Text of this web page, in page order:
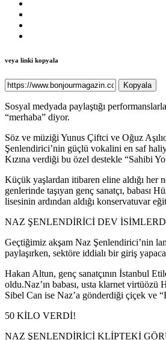
veya linki kopyala
Kopyala
Sosyal medyada paylaştığı
“merhaba” diyor.
Söz ve müziği Yunus Çiftci ve Oğuz
Şenlendirici’nin güçlü vokalini en saf
Kızına verdiği bu özel destekle “Sahibi
Küçük yaşlardan itibaren eline aldığı her
genlerinde taşıyan genç sanatçı, babası
lisesinin ardından aldığı konservatuvar
NAZ ŞENLENDİRİCİ DEV
Geçtiğimiz akşam Naz Şenlendirici’nin
paylaşırken, sektöre iddialı bir giriş
Hakan Altun, genç sanatçının İstanbul
oldu.Naz’ın babası, usta klarnet virtüözü
Sibel Can ise Naz’a gönderdiği çiçek ve
50 KİLO VERDİ!
NAZ ŞENLENDİRİCİ KLİPTEKİ